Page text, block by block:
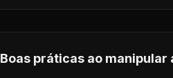
Boas práticas ao manipular